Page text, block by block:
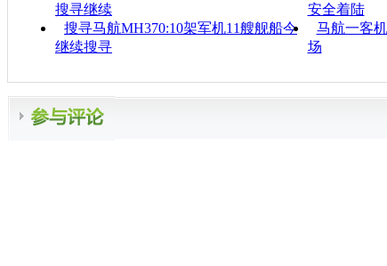
搜寻继续
安全着陆
搜寻马航MH370:10架军机11艘舰船今
继续搜寻
马航一客
场